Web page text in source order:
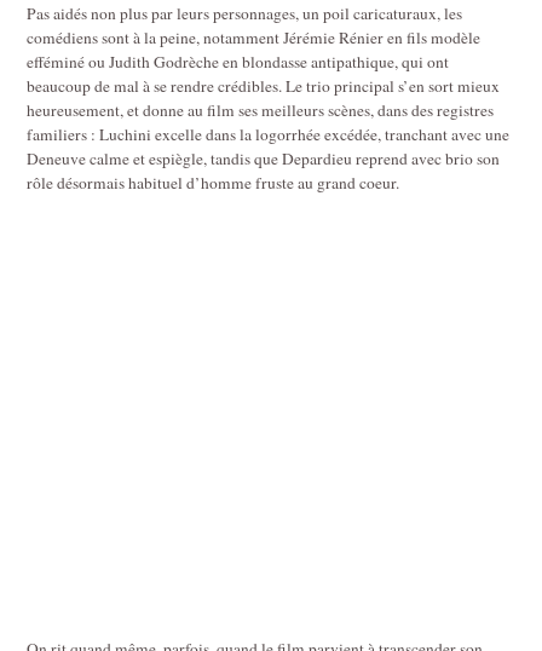
Pas aidés non plus par leurs personnages, un poil caricaturaux, les
comédiens sont à la peine, notamment Jérémie Rénier en fils modèle
efféminé ou Judith Godrèche en blondasse antipathique, qui ont
beaucoup de mal à se rendre crédibles. Le trio principal s’en sort mieux
heureusement, et donne au film ses meilleurs scènes, dans des registres
familiers : Luchini excelle dans la logorrhée excédée, tranchant avec une
Deneuve calme et espiègle, tandis que Depardieu reprend avec brio son
rôle désormais habituel d’homme fruste au grand coeur.